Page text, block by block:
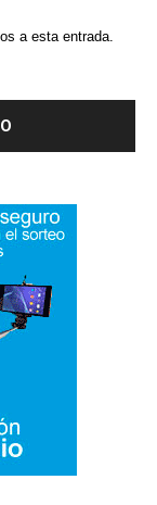
a esta entrada.